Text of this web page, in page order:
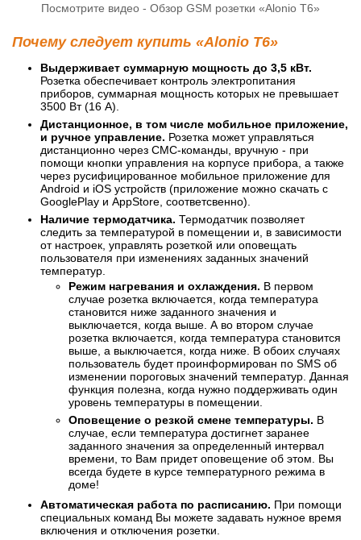
Посмотрите видео - Обзор GSM розетки «Alonio T6»
Почему следует купить «Alonio T6»
Выдерживает суммарную мощность до 3,5 кВт.
Розетка обеспечивает контроль электропитания
приборов, суммарная мощность которых не превышает
3500 Вт (16 А).
Дистанционное, в том числе мобильное приложение,
и ручное управление. Розетка может управляться
дистанционно через СМС-команды, вручную - при
помощи кнопки управления на корпусе прибора, а также
через русифицированное мобильное приложение для
Android и iOS устройств (приложение можно скачать с
GooglePlay и AppStore, соответсвенно).
Наличие термодатчика. Термодатчик позволяет
следить за температурой в помещении и, в зависимости
от настроек, управлять розеткой или оповещать
пользователя при изменениях заданных значений
температур.
Режим нагревания и охлаждения. В первом
случае розетка включается, когда температура
становится ниже заданного значения и
выключается, когда выше. А во втором случае
розетка включается, когда температура становится
выше, а выключается, когда ниже. В обоих случаях
пользователь будет проинформирован по SMS об
изменении пороговых значений температур. Данная
функция полезна, когда нужно поддерживать один
уровень температуры в помещении.
Оповещение о резкой смене температуры. В
случае, если температура достигнет заранее
заданного значения за определенный интервал
времени, то Вам придет оповещение об этом. Вы
всегда будете в курсе температурного режима в
доме!
Автоматическая работа по расписанию. При помощи
специальных команд Вы можете задавать нужное время
включения и отключения розетки.